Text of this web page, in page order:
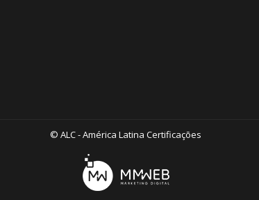
© ALC - América Latina Certificações